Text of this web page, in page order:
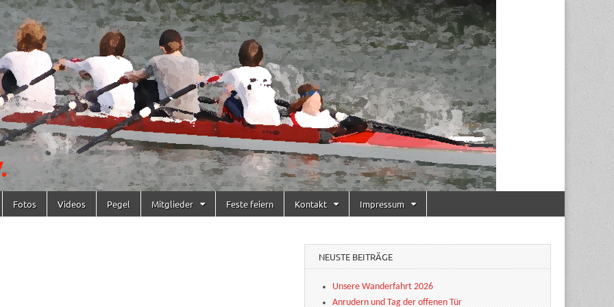
Fotos Videos Pegel Mitglieder Feste feiern Kontakt Impressum
NEUSTE BEITRÄGE
Unsere Wanderfahrt 2026
Anrudern und Tag der offenen Tür